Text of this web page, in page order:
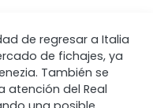
de regresar a Italia
de fichajes, ya
También se
del Real